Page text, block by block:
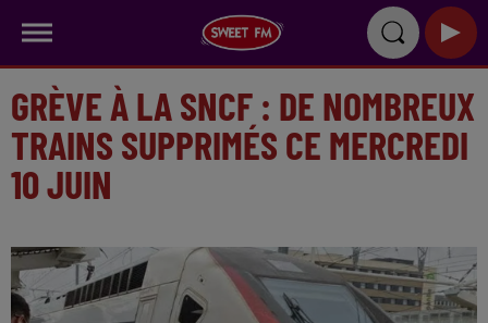
GRÈVE À LA SNCF : DE NOMBREUX
TRAINS SUPPRIMÉS CE MERCREDI
10 JUIN